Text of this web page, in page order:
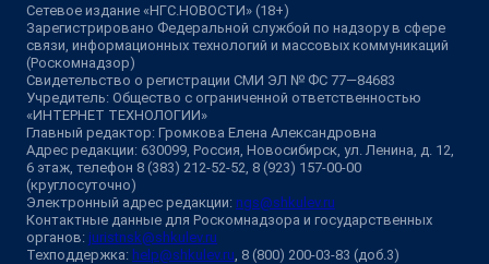
Сетевое издание «НГС.НОВОСТИ» (18+)
Зарегистрировано Федеральной службой по надзору в сфере
связи, информационных технологий и массовых коммуникаций
(Роскомнадзор)
Свидетельство о регистрации СМИ ЭЛ № ФС 77—84683
Учредитель: Общество с ограниченной ответственностью
«ИНТЕРНЕТ ТЕХНОЛОГИИ»
Главный редактор: Громкова Елена Александровна
Адрес редакции: 630099, Россия, Новосибирск, ул. Ленина, д. 12,
6 этаж, телефон 8 (383) 212-52-52, 8 (923) 157-00-00
(круглосуточно)
Электронный адрес редакции: ngs@shkulev.ru
Контактные данные для Роскомнадзора и государственных
органов: juristnsk@shkulev.ru
Техподдержка: help@shkulev.ru , 8 (800) 200-03-83 (доб.3)